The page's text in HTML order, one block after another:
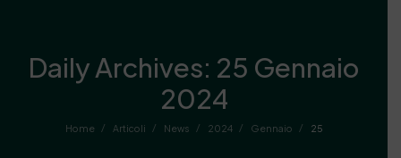
Daily Archives: 25 Gennaio
2024
Home / Articoli / News / 2024 / Gennaio / 25